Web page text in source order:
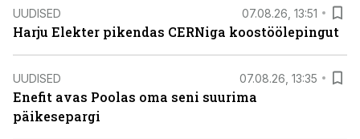
UUDISED 07.08.26, 13:51
Harju Elekter pikendas CERNiga koostöölepingut
UUDISED 07.08.26, 13:35
Enefit avas Poolas oma seni suurima
päikesepargi